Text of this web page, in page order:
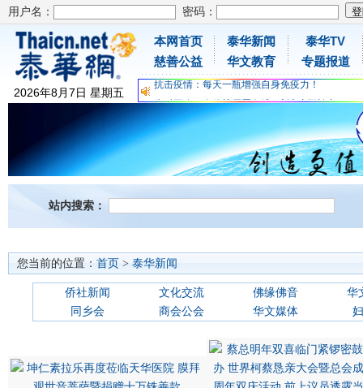
用户名： 密码：
2026年8月7日 星期五
本网首页
慈善公益
泰华新闻
华文教育
泰华TV
专题报道
为时不晚，人体胶原蛋白维C应该这样补充
关爱儿童健康，免费领取日本原装尤妮佳超立体
抗击疫情：每天一瓶增强自身免疫力！
为时不晚，人体胶原蛋白维C应该这样补充
关爱儿童健康，免费领取日本原装尤妮佳超立体
抗击疫情：每天一瓶增强自身免疫力！
站内搜索：
您当前的位置： 首页 > 泰华新闻
侨社新闻 文化交流 佛缘佛音
华
同乡会
商会公会 华文媒体